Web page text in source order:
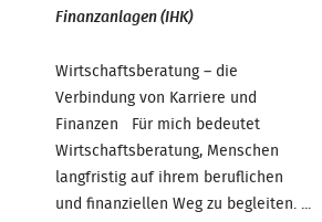
Finanzanlagen (IHK)
Wirtschaftsberatung – die
Verbindung von Karriere und
Finanzen Für mich bedeutet
Wirtschaftsberatung, Menschen
langfristig auf ihrem beruflichen
und finanziellen Weg zu begleiten. ...